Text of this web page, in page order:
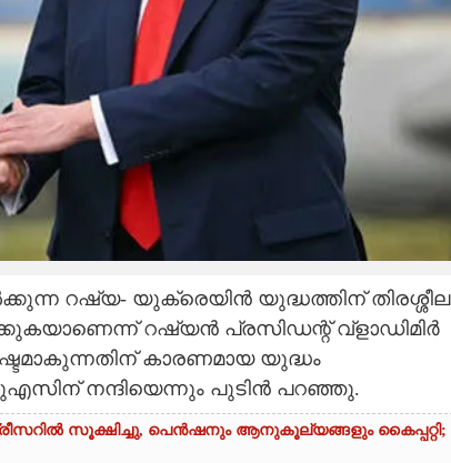
റഷ്യ- യുക്രെയിൻ യുദ്ധത്തിന് തിരശ്ശീല
റഷ്യൻ പ്രസിഡന്റ് വ്‌ളാഡിമിർ
കാരണമായ യുദ്ധം
നന്ദിയെന്നും പുടിൻ പറഞ്ഞു.
സൂക്ഷിച്ചു, പെൻഷനും ആനുകൂല്യങ്ങളും കൈപ്പറ്റി;